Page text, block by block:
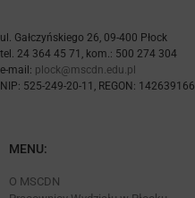
ul. Gałczyńskiego 26, 09-400 Płock
tel. 24 364 45 71, kom.: 500 274 304
e-mail: plock@mscdn.edu.pl
NIP: 525-249-20-11, REGON: 142639166
MENU:
O MSCDN